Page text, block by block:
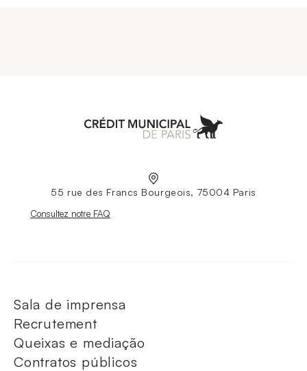
55 rue des Francs Bourgeois, 75004 Paris
Nouvelle fenêtre
Consultez notre FAQ
Sala de imprensa
Recrutement
Queixas e mediação
Contratos públicos